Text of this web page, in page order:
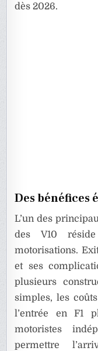
dès 2026.
Des bénéfices
L’un des
des V10
motorisations.
et ses
plusieurs
simples, les
l’entrée en F1
motoristes
permettre